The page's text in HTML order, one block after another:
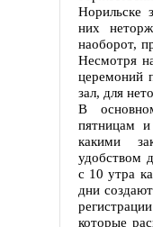
Норильске
них
наоборот,
Несмотря
церемоний
зал, для
В
пятницам
какими
удобством
с 10 утра
дни
которые